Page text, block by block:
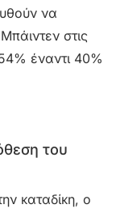
να
στις
έναντι 40%
του
καταδίκη, ο